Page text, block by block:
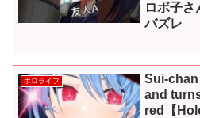
ロボ子
バズレ
ホロライブ
Sui-
and
red【